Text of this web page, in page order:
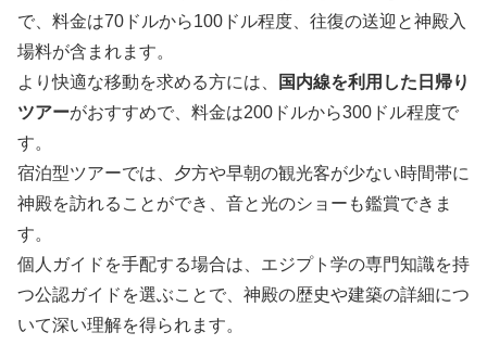
で、料金は70ドルから100ドル程度、往復の送迎と神殿入
場料が含まれます。
より快適な移動を求める方には、
国内線を利用した日帰り
ツアーがおすすめで、料金は200ドルから300ドル程度で
す。
宿泊型ツアーでは、夕方や早朝の観光客が少ない時間帯に
神殿を訪れることができ、音と光のショーも鑑賞できま
す。
個人ガイドを手配する場合は、エジプト学の専門知識を持
つ公認ガイドを選ぶことで、神殿の歴史や建築の詳細につ
いて深い理解を得られます。